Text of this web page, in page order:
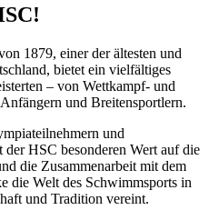
1879, einer der ältesten und
bietet ein vielfältiges
– von Wettkampf- und
und Breitensportlern.
und
HSC besonderen Wert auf die
die Zusammenarbeit mit dem
die Welt des Schwimmsports in
und Tradition vereint.